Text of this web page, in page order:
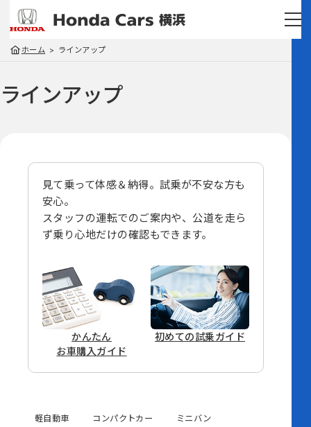
ホーム ラインアップ
ラインアップ
見て乗って体感＆納得。試乗が不安な方も
安心。
スタッフの運転でのご案内や、 公道を走ら
ず乗り心地だけの確認もできます。
かんたん
お車購入ガイド
初めての試乗ガイド
軽自動車 コンパクトカー ミニバン